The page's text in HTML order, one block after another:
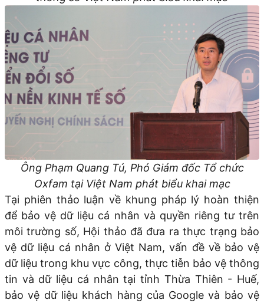
Ông Phạm Quang Tú, Phó Giám đốc Tổ chức
Oxfam tại Việt Nam phát biểu khai mạc
Tại phiên thảo luận về khung pháp lý hoàn thiện
để bảo vệ dữ liệu cá nhân và quyền riêng tư trên
môi trường số, Hội thảo đã đưa ra thực trạng bảo
vệ dữ liệu cá nhân ở Việt Nam, vấn đề về bảo vệ
dữ liệu trong khu vực công, thực tiễn bảo vệ thông
tin và dữ liệu cá nhân tại tỉnh Thừa Thiên - Huế,
bảo vệ dữ liệu khách hàng của Google và bảo vệ